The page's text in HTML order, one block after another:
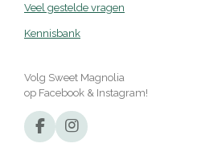
Veel gestelde vragen
Kennisbank
Volg Sweet Magnolia
op Facebook & Instagram!
F
a
I
n